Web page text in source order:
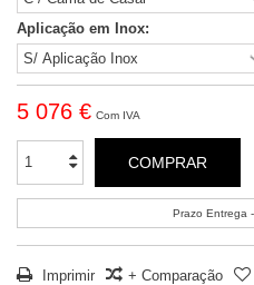
Aplicação em Inox:
5 076 € Com IVA
COMPRAR
Prazo Entrega
Imprimir + Comparação